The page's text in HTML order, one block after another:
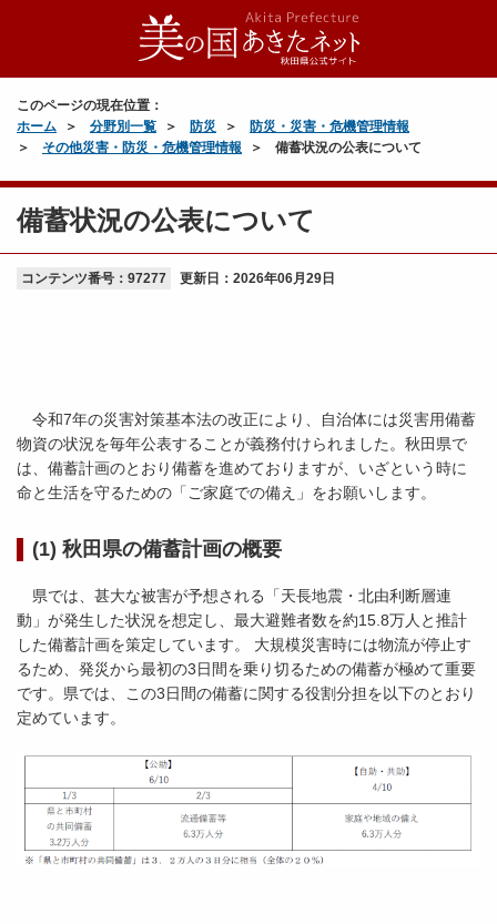
このページの現在位置：
ホーム
分野別一覧 防災
防災・災害・危機管理情報
その他災害・防災・危機管理情報
備蓄状況の公表について
備蓄状況の公表について
コンテンツ番号：97277 更新日： 2026年06月29日
令和7年の災害対策基本法の改正により、自治体には災害用備蓄
物資の状況を毎年公表することが義務付けられました。秋田県で
は、備蓄計画のとおり備蓄を進めておりますが、いざという時に
命と生活を守るための「ご家庭での備え」をお願いします。
(1) 秋田県の備蓄計画の概要
県では、甚大な被害が予想される「天長地震・北由利断層連
動」が発生した状況を想定し、最大避難者数を約15.8万人と推計
した備蓄計画を策定しています。 大規模災害時には物流が停止す
るため、発災から最初の3日間を乗り切るための備蓄が極めて重要
です。県では、この3日間の備蓄に関する役割分担を以下のとおり
定めています。